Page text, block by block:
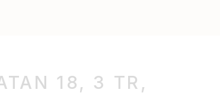
18, 3 TR,